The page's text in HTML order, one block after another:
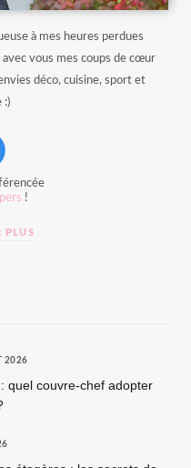
à mes heures perdues
vous mes coups de cœur
déco, cuisine, sport et
:)
!
PLUS
2026
quel couvre-chef adopter